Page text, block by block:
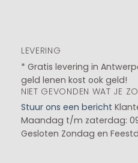
LEVERING
* Gratis levering in
geld lenen kost ook geld!
NIET GEVONDEN WAT JE
Stuur ons een bericht
Maandag t/m zaterdag:
Gesloten Zondag en